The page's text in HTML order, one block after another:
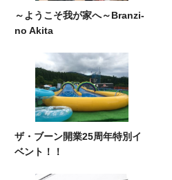
～ようこそ我が家へ～Branzi-
no Akita
ザ・ブーン開業25周年特別イ
ベント！！